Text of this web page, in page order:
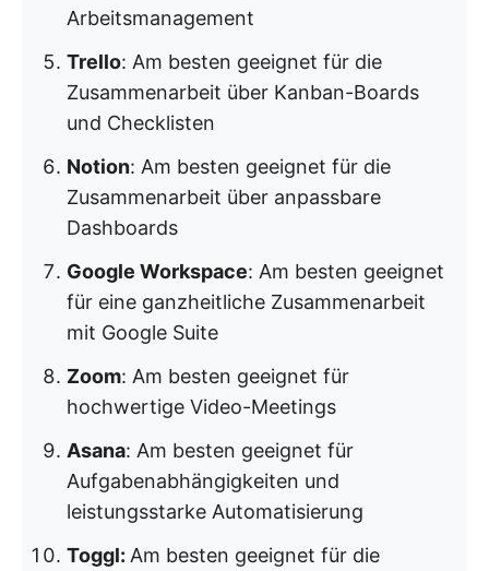
Arbeitsmanagement
Trello: Am besten geeignet für die
Zusammenarbeit über Kanban-Boards
und Checklisten
Notion: Am besten geeignet für die
Zusammenarbeit über anpassbare
Dashboards
Google Workspace: Am besten geeignet
für eine ganzheitliche Zusammenarbeit
mit Google Suite
Zoom: Am besten geeignet für
hochwertige Video-Meetings
Asana: Am besten geeignet für
Aufgabenabhängigkeiten und
leistungsstarke Automatisierung
Toggl: Am besten geeignet für die